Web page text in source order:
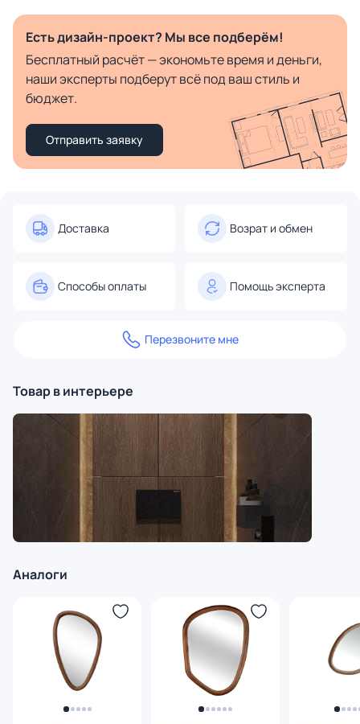
Есть дизайн-проект? Мы все подберём!
Бесплатный расчёт — экономьте время и деньги,
наши эксперты подберут всё под ваш стиль и
бюджет.
Отправить заявку
Доставка Возрат и обмен
Способы оплаты Помощь эксперта
Перезвоните мне
Товар в интерьере
Аналоги